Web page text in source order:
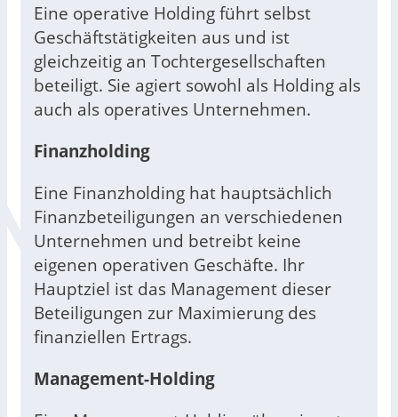
Eine operative Holding führt selbst
Geschäftstätigkeiten aus und ist
gleichzeitig an Tochtergesellschaften
beteiligt. Sie agiert sowohl als Holding als
auch als operatives Unternehmen.
Finanzholding
Eine Finanzholding hat hauptsächlich
Finanzbeteiligungen an verschiedenen
Unternehmen und betreibt keine
eigenen operativen Geschäfte. Ihr
Hauptziel ist das Management dieser
Beteiligungen zur Maximierung des
finanziellen Ertrags.
Management-Holding